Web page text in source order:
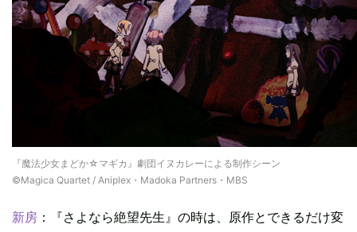
『魔法少女まどか☆マギカ』劇団イヌカレーによる制作シーン
©Magica Quartet / Aniplex・Madoka Partners・MBS
新房 ：『さよなら絶望先生』の時は、原作とできるだけ変